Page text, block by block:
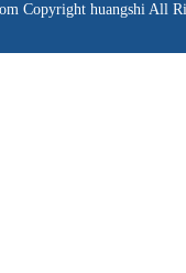
Copyright huangshi All